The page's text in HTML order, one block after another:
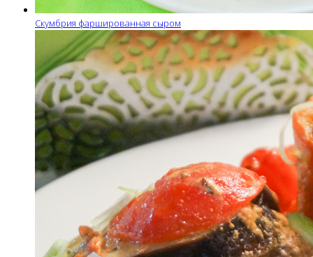
Скумбрия фаршированная сыром